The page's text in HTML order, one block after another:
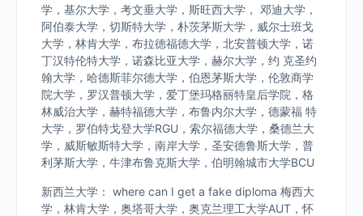
学，基尔大学，考文垂大学，斯旺西大学， 邓迪大学，
阿伯泰大学，切斯特大学，朴茨茅斯大学，威尔士班戈
大学，林肯大学，布拉德福德大学，北安普顿大学，诺
丁汉特伦特大学，诺森比亚大学，赫尔大学，约 克圣约
翰大学，哈德斯菲尔德大学，伯恩茅斯大学，伦敦商学
院大学，罗汉普顿大学，爱丁堡玛格丽特皇后学院，格
林威治大学，赫特福德大学，布鲁内尔大学，德蒙福 特
大学，罗伯特戈登大学RGU，索尔福德大学，桑德兰大
学，威斯敏斯特大学，南岸大学，圣安德鲁斯大学，普
利茅斯大学，牛津布鲁克斯大学，伯明翰城市大学BCU
新西兰大学： where can I get a fake diploma 梅西大
学，林肯大学，奥塔哥大学，奥克兰理工大学AUT，怀